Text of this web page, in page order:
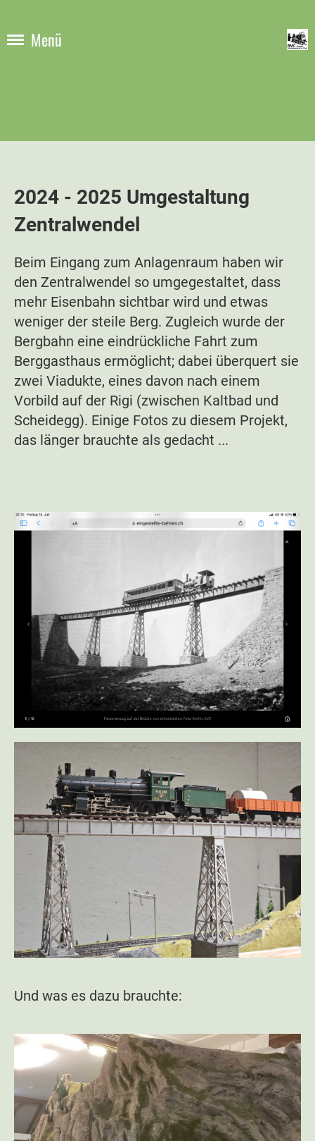
Menü
2024 - 2025 Umgestaltung
Zentralwendel
Beim Eingang zum Anlagenraum haben wir
den Zentralwendel so umgegestaltet, dass
mehr Eisenbahn sichtbar wird und etwas
weniger der steile Berg. Zugleich wurde der
Bergbahn eine eindrückliche Fahrt zum
Berggasthaus ermöglicht; dabei überquert sie
zwei Viadukte, eines davon nach einem
Vorbild auf der Rigi (zwischen Kaltbad und
Scheidegg). Einige Fotos zu diesem Projekt,
das länger brauchte als gedacht ...
Und was es dazu brauchte: